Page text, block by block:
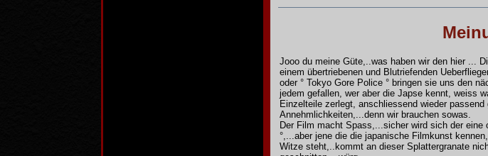
Jooo du meine Güte,..was haben wir den hier ...
einem übertriebenen und Blutriefenden
oder ° Tokyo Gore Police ° bringen sie uns den
jedem gefallen, wer aber die Japse kennt, weiss
Einzelteile zerlegt, anschliessend wieder
Annehmlichkeiten,...denn wir brauchen sowas.
Der Film macht Spass,...sicher wird sich der eine
°,...aber jene die die japanische Filmkunst
Witze steht,..kommt an dieser Splattergranate